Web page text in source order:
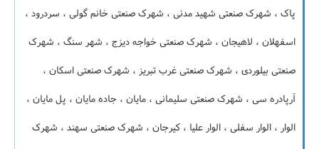
پاک ، شهرک صنعتی شهید مدنی ، شهرک صنعتی خانم گولی ، سردرود ،
اسفهلان ، لاهیجان ، شهرک صنعتی خواجه دیزج ، شهر سنگ ، شهرک
صنعتی بیلوردی ، شهرک صنعتی غرب تبریز ، شهرک صنعتی اسکان ،
آرپادره سی ، شهرک صنعتی سلیمانی ، مایان ، جاده مایان ، پل مایان ،
الوار ، الوار سفلی ، الوار علیا ، کیرجان ، شهرک صنعتی سهند ، شهرک